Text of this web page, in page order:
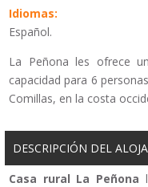
Idiomas:
Español.
La Peñona les ofrece
capacidad para 6
Comillas, en la costa
DESCRIPCIÓN DEL
Casa rural La Peñona